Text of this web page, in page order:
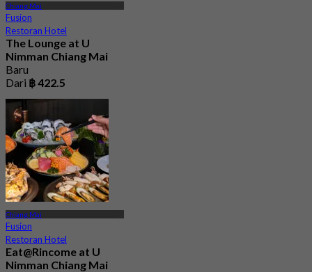
Chiang Mai
Fusion
Restoran Hotel
The Lounge at U
Nimman Chiang Mai
Baru
Dari ฿ 422.5
Chiang Mai
Fusion
Restoran Hotel
Eat@Rincome at U
Nimman Chiang Mai